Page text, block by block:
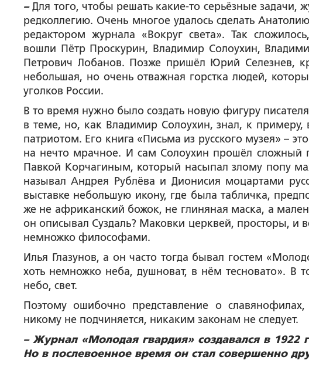
–Для того, чтобы решать какие-то серьёзные задачи,
редколлегию. Очень многое удалось сделать
редактором журнала «Вокруг света». Так
вошли Пётр Проскурин, Владимир Солоухин,
Петрович Лобанов. Позже пришёл Юрий Селезнев,
небольшая, но очень отважная горстка людей,
уголков России.
В то время нужно было создать новую фигуру
в теме, но, как Владимир Солоухин, знал, к
патриотом. Его книга «Письма из русского музея» –
на нечто мрачное. И сам Солоухин прошёл сложный
Павкой Корчагиным, который насыпал злому попу
называл Андрея Рублёва и Дионисия моцартами
выставке небольшую икону, где была табличка,
же не африканский божок, не глиняная маска, а
он описывал Суздаль? Маковки церквей, просторы, и
немножко философами.
Илья Глазунов, а он часто тогда бывал гостем
хоть немножко неба, душноват, в нём тесновато». В
небо, свет.
Поэтому ошибочно представление о
никому не подчиняется, никаким законам не следует.
– Журнал «Молодая гвардия» создавался в
Но в послевоенное время он стал совершенно